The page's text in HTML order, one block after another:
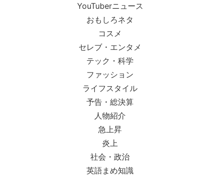
YouTuberニュース
おもしろネタ
コスメ
セレブ・エンタメ
テック・科学
ファッション
ライフスタイル
予告・総決算
人物紹介
急上昇
炎上
社会・政治
英語まめ知識